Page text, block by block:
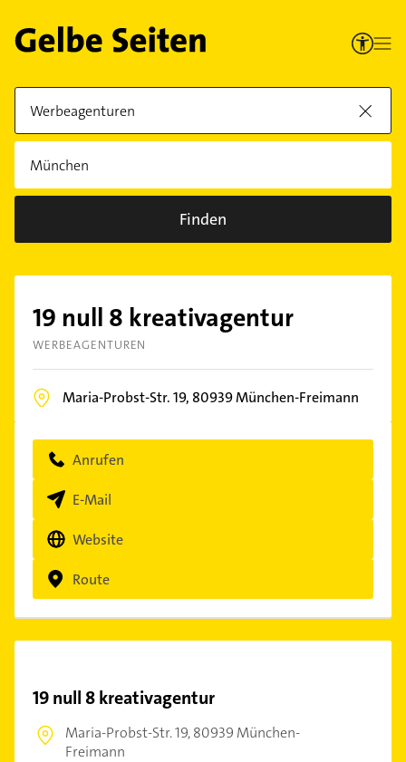
Finden
19 null 8 kreativagentur
WERBEAGENTUREN
Maria-Probst-Str. 19, 80939München-Freimann
Anrufen
E-Mail
Website
Route
19 null 8 kreativagentur
Maria-Probst-Str. 19,80939 München-
Freimann